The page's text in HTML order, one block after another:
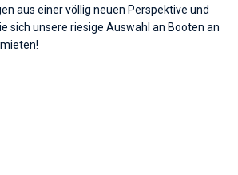
aus einer völlig neuen Perspektive und
sich unsere riesige Auswahl an Booten an